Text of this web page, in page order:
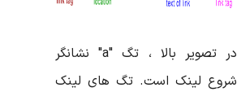
در تصویر بالا ، تگ "a" نشانگر
لینک است. تگ های لینک